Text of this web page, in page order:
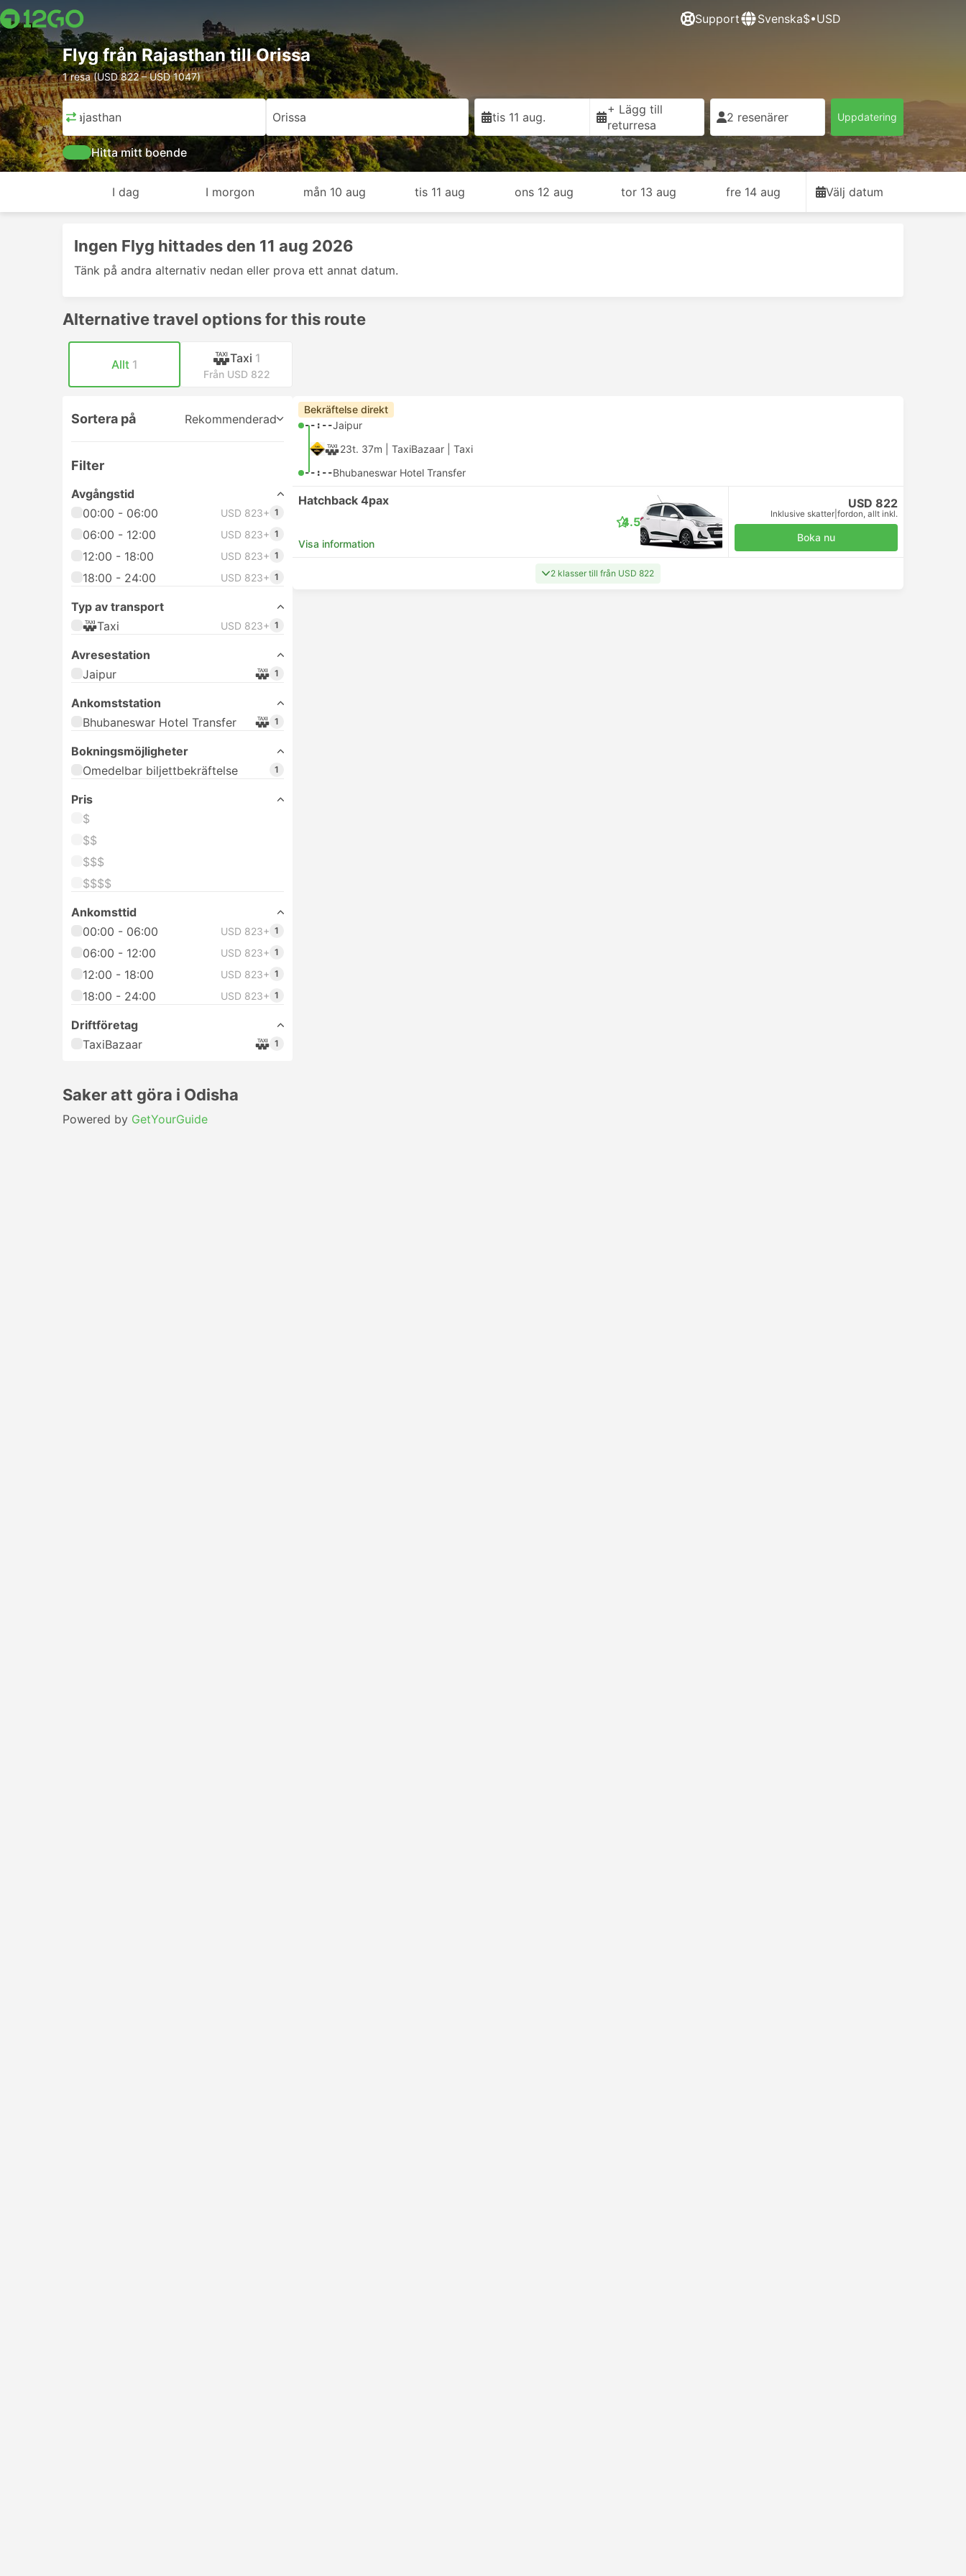
Support Svenska$•USD
Flyg från Rajasthan till Orissa
1 resa (USD 822 – USD 1047)
Rajasthan Orissa tis 11 aug.
+ Lägg till
returresa
2 resenärer Uppdatering
Hitta mitt boende
I dag I morgon mån 10 aug tis 11 aug ons 12 aug tor 13 aug fre 14 aug Välj datum
Ingen Flyg hittades den 11 aug 2026
Tänk på andra alternativ nedan eller prova ett annat datum.
Alternative travel options for this route
Allt 1 Taxi 1
Från USD 822
Sortera på Rekommenderad
Filter
Avgångstid
00:00 - 06:00
USD 823+ 1
06:00 - 12:00 USD 823+ 1
12:00 - 18:00 USD 823+ 1
18:00 - 24:00 USD 823+ 1
Typ av transport
Taxi
USD 823+ 1
Avresestation
Jaipur
1
Ankomststation
Bhubaneswar Hotel Transfer
1
Bokningsmöjligheter
Omedelbar biljettbekräftelse
1
Pris
$
$$
$$$
$$$$
Ankomsttid
00:00 - 06:00
USD 823+ 1
06:00 - 12:00 USD 823+ 1
12:00 - 18:00 USD 823+ 1
18:00 - 24:00 USD 823+ 1
Driftföretag
TaxiBazaar
1
Bekräftelse direkt
--:--Jaipur
23t. 37m | TaxiBazaar Taxi
--:--Bhubaneswar Hotel Transfer
Hatchback 4pax
Visa information
4.5
USD 822
Inklusive skatter fordon, allt inkl.
Boka nu
2 klasser till från USD 822
Saker att göra i Odisha
Powered by GetYourGuide